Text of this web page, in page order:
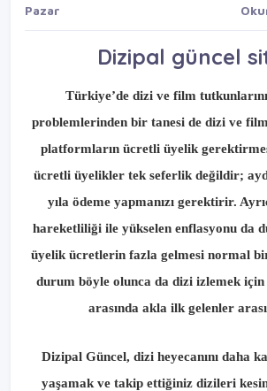
Pazar
Dizipal güncel
Türkiye’de dizi ve film
problemlerinden bir tanesi de dizi ve
platformların ücretli üyelik
ücretli üyelikler tek seferlik değildir;
yıla ödeme yapmanızı gerektirir.
hareketliliği ile yükselen enflasyonu da
üyelik ücretlerin fazla gelmesi normal
durum böyle olunca da dizi izlemek için
arasında akla ilk gelenler
Dizipal Güncel, dizi heyecanını daha
yaşamak ve takip ettiğiniz dizileri